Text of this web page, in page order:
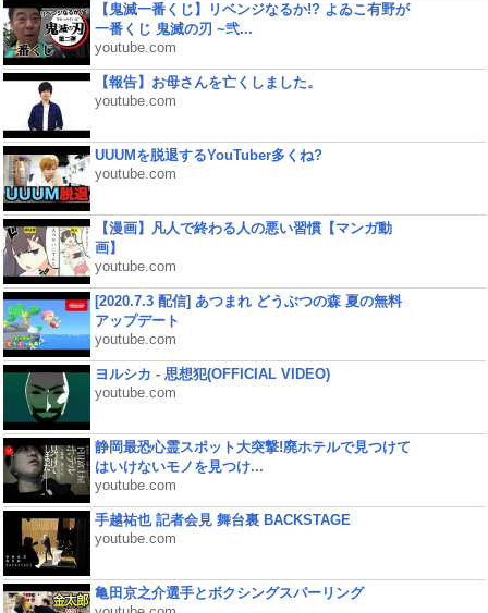
【鬼滅一番くじ】リベンジなるか!? よゐこ有野が
一番くじ 鬼滅の刃 ~弐...
youtube.com
【報告】お母さんを亡くしました。
youtube.com
UUUMを脱退するYouTuber多くね?
youtube.com
【漫画】凡人で終わる人の悪い習慣【マンガ動
画】
youtube.com
[2020.7.3 配信] あつまれ どうぶつの森 夏の無料
アップデート
youtube.com
ヨルシカ - 思想犯(OFFICIAL VIDEO)
youtube.com
静岡最恐心霊スポット大突撃!廃ホテルで見つけて
はいけないモノを見つけ...
youtube.com
手越祐也 記者会見 舞台裏 BACKSTAGE
youtube.com
亀田京之介選手とボクシングスパーリング